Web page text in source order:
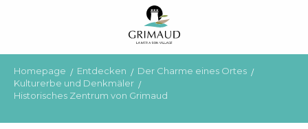
principal
Homepage Entdecken
Der Charme eines Ortes
Kulturerbe und Denkmäler
Historisches Zentrum von Grimaud